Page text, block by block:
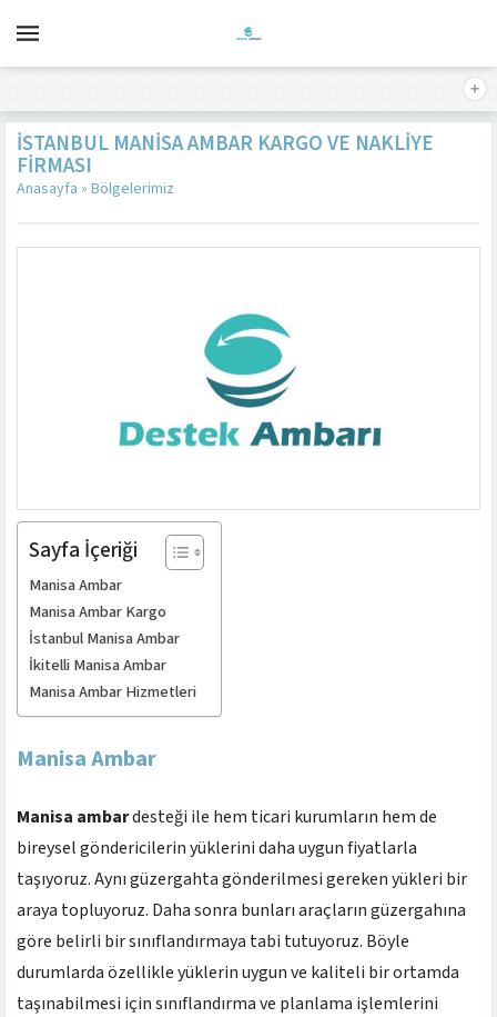
İSTANBUL MANISA AMBAR KARGO VE NAKLIYE
FIRMASI
Anasayfa » Bölgelerimiz
Sayfa İçeriği
Manisa Ambar
Manisa Ambar Kargo
İstanbul Manisa Ambar
İkitelli Manisa Ambar
Manisa Ambar Hizmetleri
Manisa Ambar
Manisa ambardesteği ile hem ticari kurumların hem de
bireysel göndericilerin yüklerini daha uygun fiyatlarla
taşıyoruz. Aynı güzergahta gönderilmesi gereken yükleri bir
araya topluyoruz. Daha sonra bunları araçların güzergahına
göre belirli bir sınıflandırmaya tabi tutuyoruz. Böyle
durumlarda özellikle yüklerin uygun ve kaliteli bir ortamda
taşınabilmesi için sınıflandırma ve planlama işlemlerini